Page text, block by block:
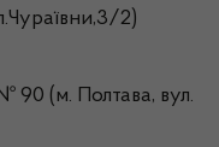
2)
90 (м. Полтава, вул.